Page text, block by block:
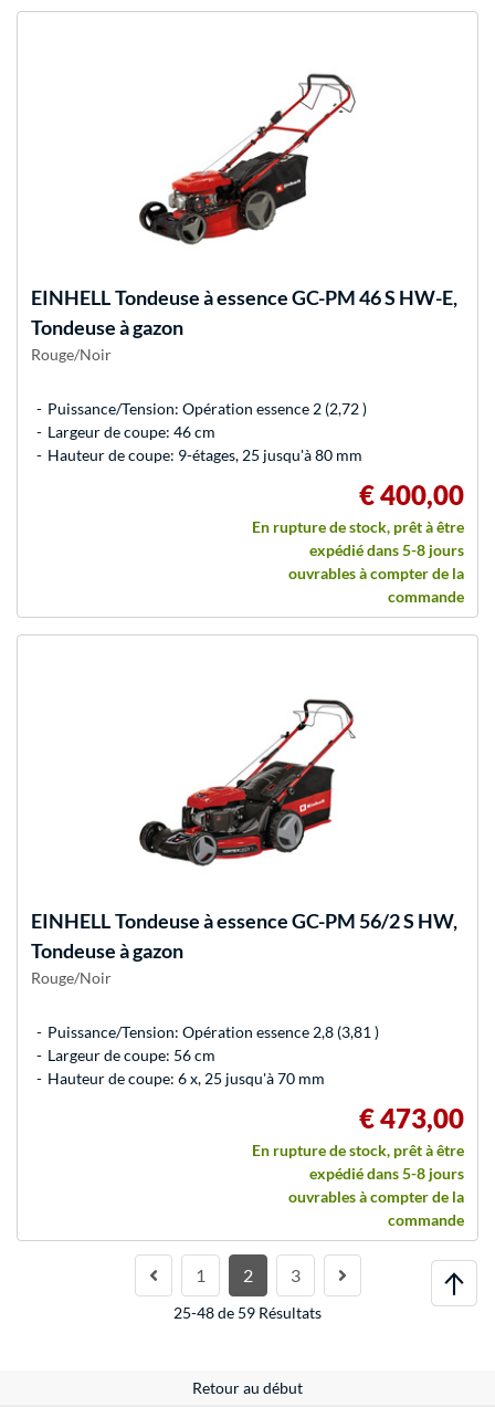
EINHELLTondeuse à essence GC-PM 46 S HW-E,
Tondeuse à gazon
Rouge/Noir
Puissance/Tension: Opération essence 2 (2,72 )
Largeur de coupe: 46 cm
Hauteur de coupe: 9-étages, 25 jusqu'à 80 mm
€ 400,00
En rupture de stock, prêt à être
expédié dans 5-8 jours
ouvrables à compter de la
commande
EINHELLTondeuse à essence GC-PM 56/2 S HW,
Tondeuse à gazon
Rouge/Noir
Puissance/Tension: Opération essence 2,8 (3,81 )
Largeur de coupe: 56 cm
Hauteur de coupe: 6 x, 25 jusqu'à 70 mm
€ 473,00
En rupture de stock, prêt à être
expédié dans 5-8 jours
ouvrables à compter de la
commande
1 2 3
25-48 de 59 Résultats
Retour au début